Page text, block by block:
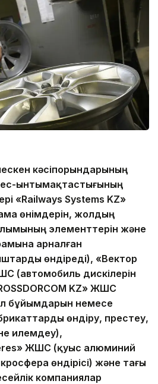
кәсіпорындарының
ынтымақтастығының
«Railways Systems KZ»
өнімдерін, жолдың
элементтерін және
арналған
өндіреді), «Вектор
(автомобиль дискілерін
KZ» ЖШС
бұйымдарын немесе
өндіру, престеу,
илемдеу),
ЖШС (қуыс алюминий
өндірісі) және тағы
компаниялар